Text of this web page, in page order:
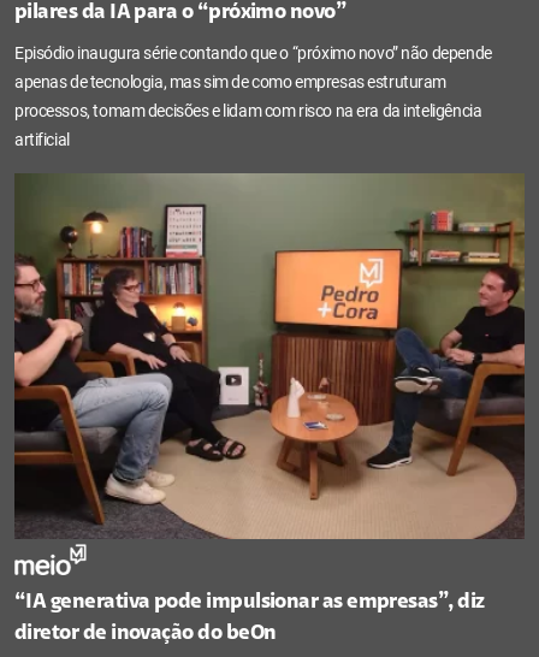
pilares da IA para o “próximo novo”
Episódio inaugura série contando que o “próximo novo” não depende
apenas de tecnologia, mas sim de como empresas estruturam
processos, tomam decisões e lidam com risco na era da inteligência
artificial
“IA generativa pode impulsionar as empresas”, diz
diretor de inovação do beOn